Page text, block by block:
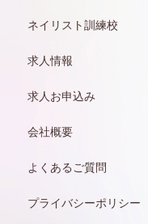
ネイリスト訓練校
求人情報
求人お申込み
会社概要
よくあるご質問
プライバシーポリシー